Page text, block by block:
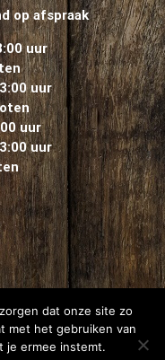
op afspraak
uur
uur
uur
uur
dat onze site zo
met het gebruiken van
je ermee instemt.